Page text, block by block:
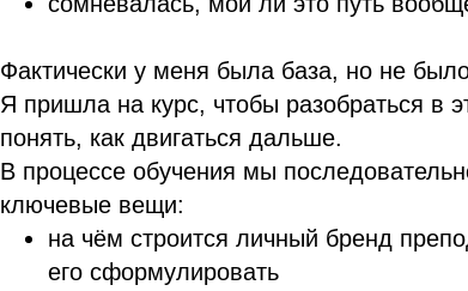
Фактически у меня была база, но не
Я пришла на курс, чтобы разобраться в
понять, как двигаться дальше.
В процессе обучения мы
ключевые вещи:
на чём строится личный бренд
его сформулировать